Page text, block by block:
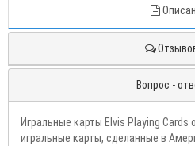
Вопрос -
Игральные карты Elvis Playing
игральные карты, сделанные в